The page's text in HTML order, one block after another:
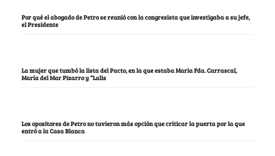
Por qué el abogado de Petro se reunió con la congresista que investigaba a su jefe,
el Presidente
La mujer que tumbó la lista del Pacto, en la que estaba María Fda. Carrascal,
María del Mar Pizarro y “Lalis
Los opositores de Petro no tuvieron más opción que criticar la puerta por la que
entró a la Casa Blanca